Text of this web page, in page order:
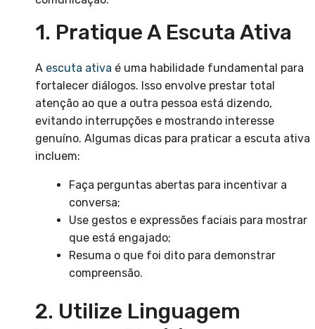
1. Pratique A Escuta Ativa
A escuta ativa é uma habilidade fundamental para
fortalecer diálogos. Isso envolve prestar total
atenção ao que a outra pessoa está dizendo,
evitando interrupções e mostrando interesse
genuíno. Algumas dicas para praticar a escuta ativa
incluem:
Faça perguntas abertas para incentivar a
conversa;
Use gestos e expressões faciais para mostrar
que está engajado;
Resuma o que foi dito para demonstrar
compreensão.
2. Utilize Linguagem